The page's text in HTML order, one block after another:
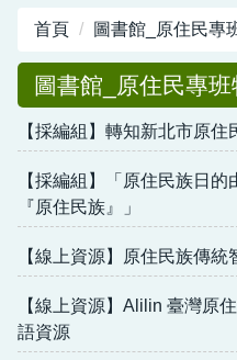
首頁 圖書館_原住民專
圖書館_原住民專
【採編組】轉知新北市原
【採編組】「原住民族日
『原住民族』」
【線上資源】原住民族傳
【線上資源】Alilin 臺灣原
語資源